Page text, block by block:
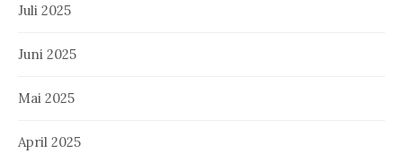
Juli 2025
Juni 2025
Mai 2025
April 2025